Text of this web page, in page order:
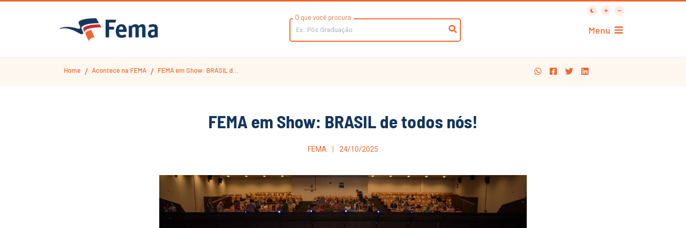
O que você procura
Menu
Home / Acontece na FEMA / FEMA em Show: BRASIL d...
FEMA em Show: BRASIL de todos nós!
FEMA 24/10/2025